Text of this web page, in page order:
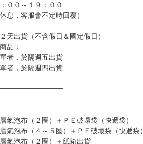
０～１９：００
息，客服會不定時回覆）
天出貨（不含假日＆國定假日）
品：
，於隔週五出貨
，於隔週四出貨
氣泡布（２圈）＋ＰＥ破壞袋（快遞袋）
氣泡布（４～５圈）＋ＰＥ破壞袋（快遞袋）
泡布（２圈）＋紙箱出貨